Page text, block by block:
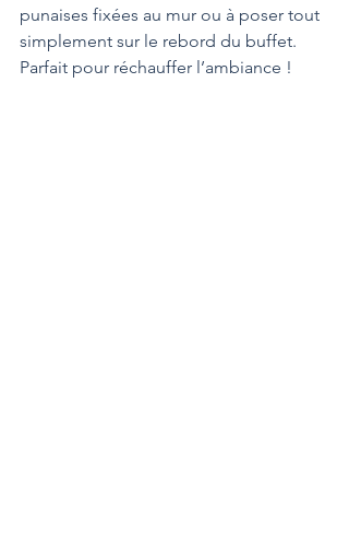
punaises fixées au mur ou à poser tout
simplement sur le rebord du buffet.
Parfait pour réchauffer l’ambiance !